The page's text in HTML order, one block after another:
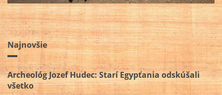
Najnovšie
Archeológ Jozef Hudec: Starí Egypťania odskúšali
všetko